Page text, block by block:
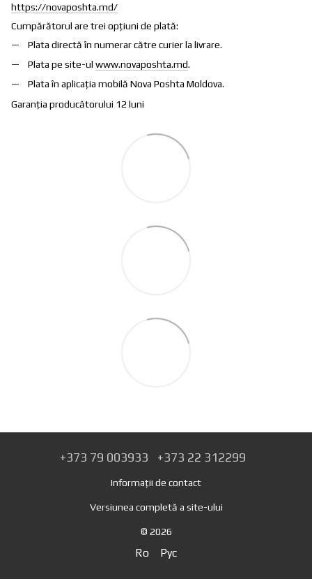
https://novaposhta.md/
Cumpărătorul are trei opțiuni de plată:
Plata directă în numerar către curier la livrare.
Plata pe site-ul www.novaposhta.md.
Plata în aplicația mobilă Nova Poshta Moldova.
Garanția producătorului 12 luni
+373 79 003933 +373 22 312299
Informații de contact
Versiunea completă a site-ului
© 2026
Ro Рус